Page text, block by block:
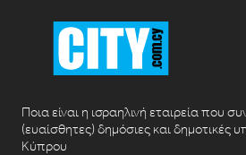
Ποια είναι η ισραηλινή εταιρεία που
(ευαίσθητες) δημόσιες και δημοτικές
Κύπρου